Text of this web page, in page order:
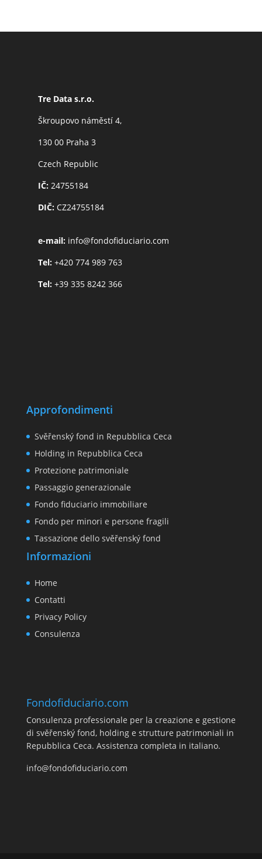
Tre Data s.r.o.
Škroupovo náměstí 4,
130 00 Praha 3
Czech Republic
IČ:24755184
DIČ:CZ24755184
e-mail: info@fondofiduciario.com
Tel: +420 774 989 763
Tel: +39 335 8242 366
Approfondimenti
Svěřenský fond in Repubblica Ceca
Holding in Repubblica Ceca
Protezione patrimoniale
Passaggio generazionale
Fondo fiduciario immobiliare
Fondo per minori e persone fragili
Tassazione dello svěřenský fond
Informazioni
Home
Contatti
Privacy Policy
Consulenza
Fondofiduciario.com
Consulenza professionale per la creazione e gestione
di svěřenský fond, holding e strutture patrimoniali in
Repubblica Ceca. Assistenza completa in italiano.
info@fondofiduciario.com